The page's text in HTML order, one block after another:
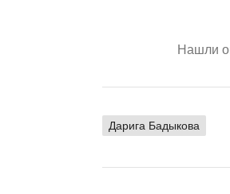
Нашли
Дарига Бадыкова